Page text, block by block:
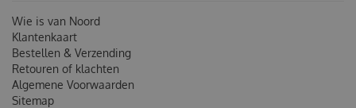
Wie is van Noord
Klantenkaart
Bestellen & Verzending
Retouren of klachten
Algemene Voorwaarden
Sitemap